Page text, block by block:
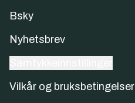
Bsky
Nyhetsbrev
Vilkår og bruksbetingelser